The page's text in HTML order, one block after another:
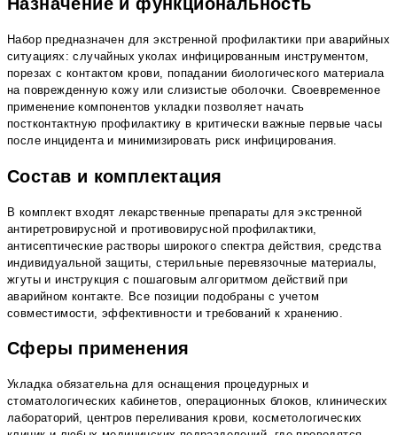
Набор предназначен для экстренной профилактики при аварийных
ситуациях: случайных уколах инфицированным инструментом,
порезах с контактом крови, попадании биологического материала
на поврежденную кожу или слизистые оболочки. Своевременное
применение компонентов укладки позволяет начать
постконтактную профилактику в критически важные первые часы
после инцидента и минимизировать риск инфицирования.
Состав и комплектация
В комплект входят лекарственные препараты для экстренной
антиретровирусной и противовирусной профилактики,
антисептические растворы широкого спектра действия, средства
индивидуальной защиты, стерильные перевязочные материалы,
жгуты и инструкция с пошаговым алгоритмом действий при
аварийном контакте. Все позиции подобраны с учетом
совместимости, эффективности и требований к хранению.
Сферы применения
Укладка обязательна для оснащения процедурных и
стоматологических кабинетов, операционных блоков, клинических
лабораторий, центров переливания крови, косметологических